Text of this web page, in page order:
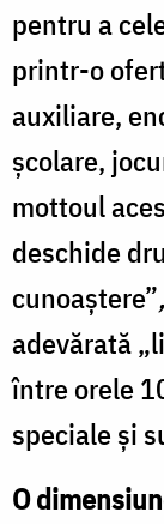
pentru a
printr-o
auxiliare,
școlare,
mottoul
deschide
cunoaștere”,
adevărată
între orele
speciale și
O